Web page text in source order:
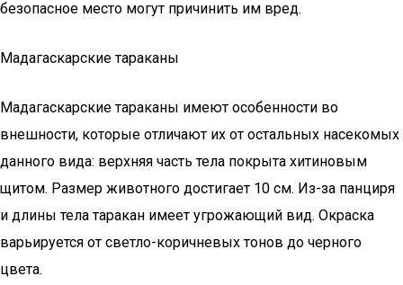
безопасное место могут причинить им вред.
Мадагаскарские тараканы
Мадагаскарские тараканы имеют особенности во
внешности, которые отличают их от остальных насекомых
данного вида: верхняя часть тела покрыта хитиновым
щитом. Размер животного достигает 10 см. Из-за панциря
и длины тела таракан имеет угрожающий вид. Окраска
варьируется от светло-коричневых тонов до черного
цвета.